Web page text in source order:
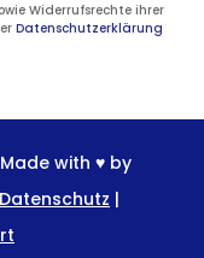
Widerrufsrechte ihrer
Datenschutzerklärung
Made with ♥️ by
Datenschutz |